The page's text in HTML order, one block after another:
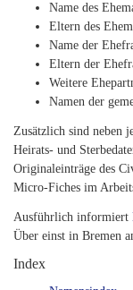
Name des
Eltern des
Name der
Eltern der
Weitere
Namen der
Zusätzlich sind neben
Heirats- und
Originaleinträge des
Micro-Fiches im
Ausführlich informiert
Über einst in Bremen
Index